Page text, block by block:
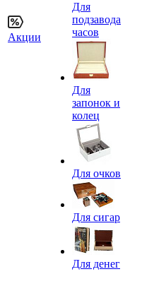
Акции
Для
подзавода
часов
Для
запонок и
колец
Для очков
Для сигар
Для денег